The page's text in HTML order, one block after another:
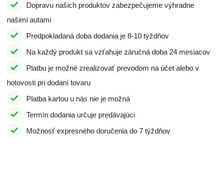
Dopravu našich produktov zabezpečujeme výhradne
našimi autami
Predpokladaná doba dodania je 8-10 týždňov
Na každý produkt sa vzťahuje záručná doba 24 mesiacov
Platbu je možné zrealizovať prevodom na účet alebo v
hotovosti pri dodaní tovaru
Platba kartou u nás nie je možná
Termín dodania určuje predávajúci
Možnosť expresného doručenia do 7 týždňov